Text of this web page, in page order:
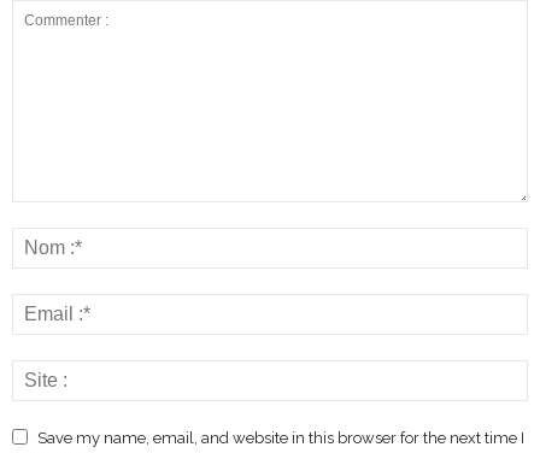
Save my name, email, and website in this browser for the next time I